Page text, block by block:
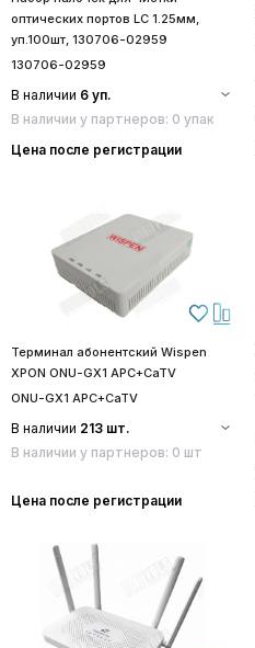
оптических портов LC 1.25мм,
уп.100шт, 130706-02959
130706-02959
В наличии 6 уп.
В наличии у партнеров: 0 упак
Цена после регистрации
Терминал абонентский Wispen
XPON ONU-GX1 APC+CaTV
ONU-GX1 APC+CaTV
В наличии 213 шт.
В наличии у партнеров: 0 шт
Цена после регистрации